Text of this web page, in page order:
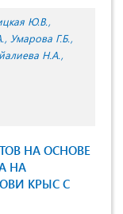
Ю.В.
Умарова Г.Б.
Н.А.
НА ОСНОВЕ
НА
КРЫС С